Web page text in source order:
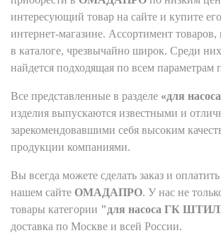
интересующий товар на сайте и купите
интернет-магазине. Ассортимент товаров,
в каталоге, чрезвычайно широк. Среди
найдется подходящая по всем параметрам
Все представленные в разделе «для
изделия выпускаются известными и
зарекомендовавшими себя высоким
продукции компаниями.
Вы всегда можете сделать заказ и
нашем сайте ОМАДАПРО. У нас не
товары категории "для насоса ГК
доставка по Москве и всей России.